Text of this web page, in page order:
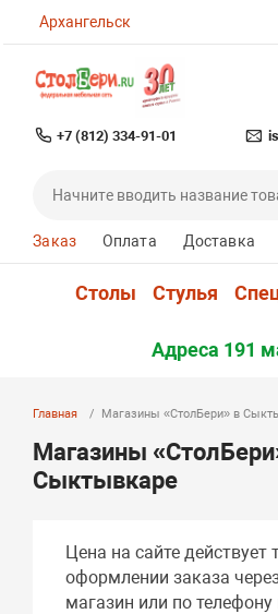
Архангельск
+7 (812) 334-91-01
Заказ Оплата Доставка
Столы Стулья
Адреса 191
Главная Магазины «СтолБери» в
Магазины
Сыктывкаре
Цена на сайте действует
оформлении заказа
магазин или по